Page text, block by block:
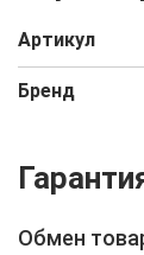
Артикул
Бренд
Обмен